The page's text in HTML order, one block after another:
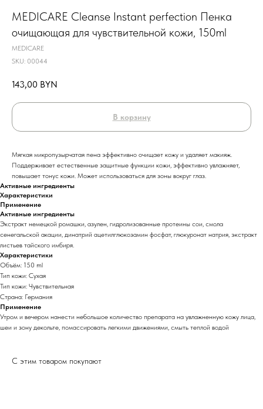
MEDICARE Cleanse Instant perfection Пенка
очищающая для чувствительной кожи, 150ml
MEDICARE
SKU: 00044
143,00 BYN
В корзину
Мягкая микропузырчатая пена эффективно очищает кожу и удаляет макияж.
Поддерживает естественные защитные функции кожи, эффективно увлажняет,
повышает тонус кожи. Может использоваться для зоны вокруг глаз.
Активные ингредиенты
Характеристики
Применение
Активные ингредиенты
Экстракт немецкой ромашки, азулен, гидролизованные протеины сои, смола
сенегальской акации, динатрий ацетилглюкозамин фосфат, глюкуронат натрия, экстракт
листьев тайского имбиря.
Характеристики
Объём: 150 ml
Тип кожи: Сухая
Тип кожи: Чувствительная
Страна: Германия
Применение
Утром и вечером нанести небольшое количество препарата на увлажненную кожу лица,
шеи и зону декольте, помассировать легкими движениями, смыть теплой водой
С этим товаром покупают